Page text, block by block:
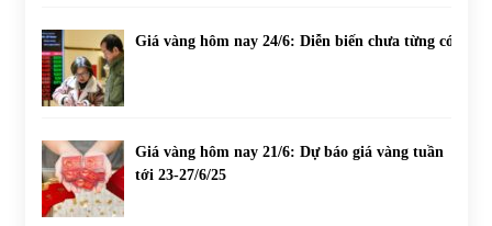
Giá vàng hôm nay 24/6: Diễn biến chưa từng có
Giá vàng hôm nay 21/6: Dự báo giá vàng tuần
tới 23-27/6/25